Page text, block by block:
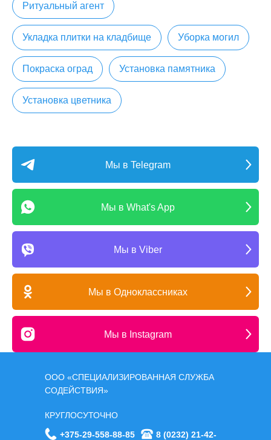
Ритуальный агент
Укладка плитки на кладбище Уборка могил
Покраска оград Установка памятника
Установка цветника
Мы в Telegram
Мы в What's App
Мы в Viber
Мы в Одноклассниках
Мы в Instagram
ООО «СПЕЦИАЛИЗИРОВАННАЯ СЛУЖБА
СОДЕЙСТВИЯ»
КРУГЛОСУТОЧНО
+375-29-558-88-85
8 (0232) 21-42-